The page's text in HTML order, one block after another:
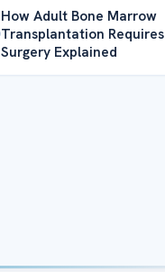
How Adult Bone Marrow
Transplantation Requires
Surgery Explained